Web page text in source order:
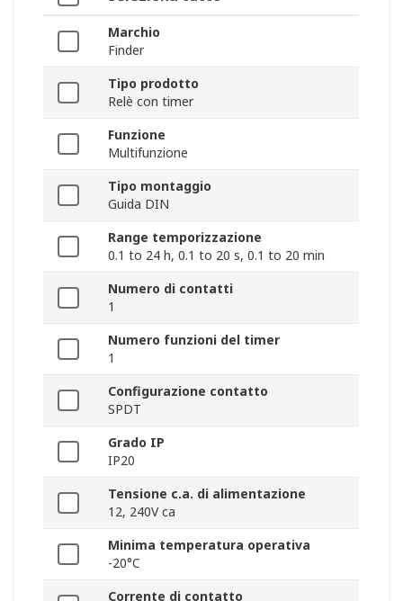
Marchio
Finder
Tipo prodotto
Relè con timer
Funzione
Multifunzione
Tipo montaggio
Guida DIN
Range temporizzazione
0.1 to 24 h, 0.1 to 20 s, 0.1 to 20 min
Numero di contatti
1
Numero funzioni del timer
1
Configurazione contatto
SPDT
Grado IP
IP20
Tensione c.a. di alimentazione
12, 240V ca
Minima temperatura operativa
-20°C
Corrente di contatto